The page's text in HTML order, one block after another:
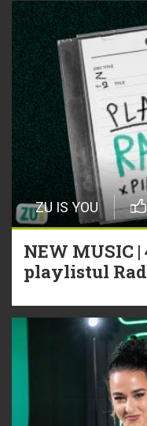
ZU IS YOU
NEW MUSIC
playlistul